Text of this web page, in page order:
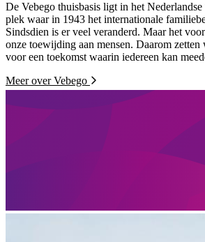
De Vebego thuisbasis ligt in het
plek waar in 1943 het internationale
Sindsdien is er veel veranderd. Maar het
onze toewijding aan mensen. Daarom zetten
voor een toekomst waarin iedereen kan
Meer over Vebego